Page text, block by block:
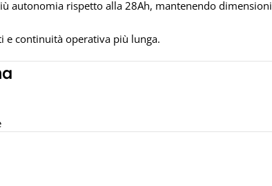
autonomia rispetto alla 28Ah, mantenendo dimensioni
e continuità operativa più lunga.